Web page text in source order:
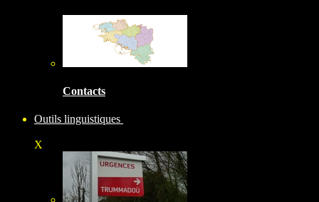
Contacts
Outils linguistiques
X